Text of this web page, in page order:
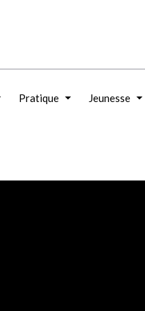
Pratique Jeunesse